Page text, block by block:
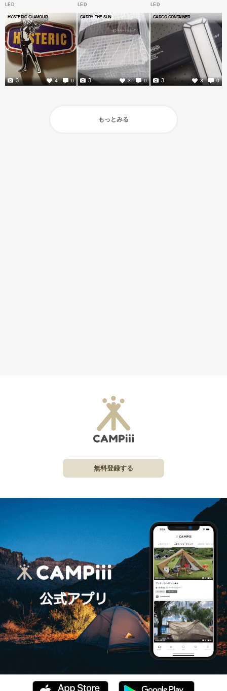
LED
HYSTERIC GLAMOUR
4 0
3
LED
CARRY THE SUN
3 0
3
LED
CARGO CONTAINER
3 0
3
もっとみる
無料登録する